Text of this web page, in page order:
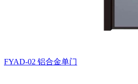
FYAD-02 铝合金单门